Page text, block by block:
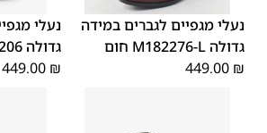
47
48
נעלי מגפיים לגברים במידה
גדולה M182276-L חום
449.00 ₪
נעלי
גדולה M20206 שחור
449.00 ₪